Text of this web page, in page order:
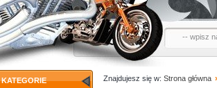
KATEGORIE Znajdujesz się w: Strona główna